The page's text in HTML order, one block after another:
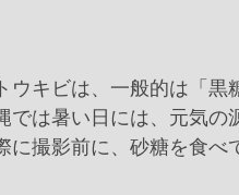
ウキビは、一般的は「黒
では暑い日には、元気の
に撮影前に、砂糖を食べ